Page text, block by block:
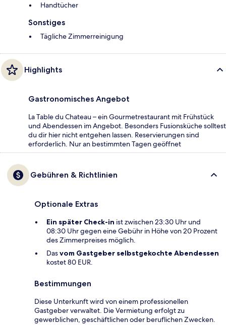
Handtücher
Sonstiges
Tägliche Zimmerreinigung
Highlights
Gastronomisches Angebot
La Table du Chateau – ein Gourmetrestaurant mit Frühstück
und Abendessen im Angebot. Besonders Fusionsküche solltest
du dir hier nicht entgehen lassen. Reservierungen sind
erforderlich. Nur an bestimmten Tagen geöffnet
Gebühren & Richtlinien
Optionale Extras
Ein später Check-in ist zwischen 23:30 Uhr und
08:30 Uhr gegen eine Gebühr in Höhe von 20 Prozent
des Zimmerpreises möglich.
Dasvom Gastgeber selbstgekochte Abendessen
kostet 80 EUR.
Bestimmungen
Diese Unterkunft wird von einem professionellen
Gastgeber verwaltet. Die Vermietung erfolgt zu
gewerblichen, geschäftlichen oder beruflichen Zwecken.